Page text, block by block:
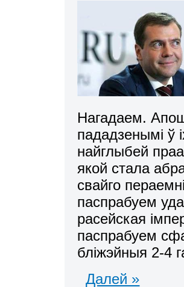
Нагадаем.
пададзенымі ў
найглыбей
якой стала
свайго
паспрабуем
расейская
паспрабуем
бліжэйныя 2-4
Далей »